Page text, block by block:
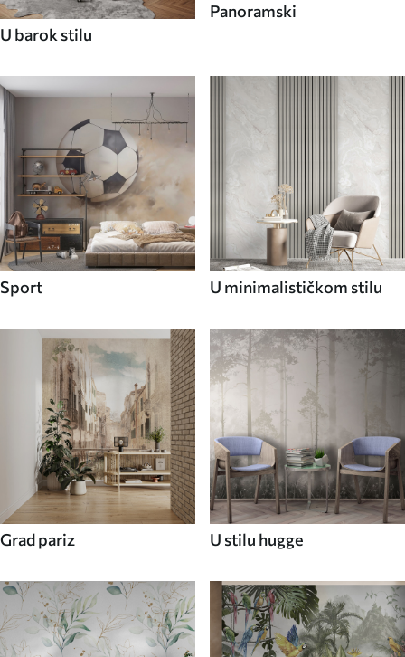
U barok stilu
Panoramski
Sport U minimalističkom stilu
Grad pariz U stilu hugge